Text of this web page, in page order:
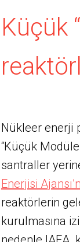
Küçük
Nükleer enerji
“Küçük
santraller
Enerjisi
reaktörlerin
kurulmasına